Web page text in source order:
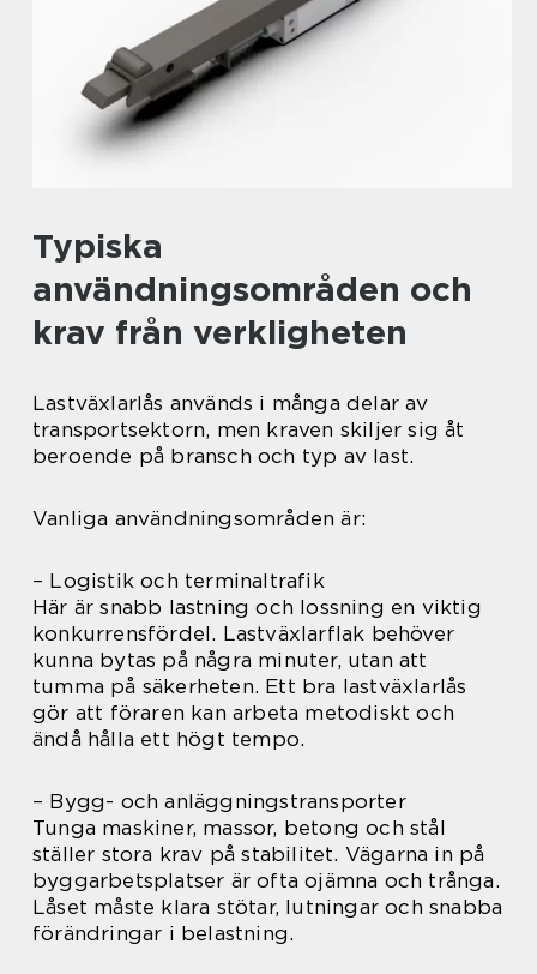
Typiska
användningsområden och
krav från verkligheten
Lastväxlarlås används i många delar av
transportsektorn, men kraven skiljer sig åt
beroende på bransch och typ av last.
Vanliga användningsområden är:
– Logistik och terminaltrafik
Här är snabb lastning och lossning en viktig
konkurrensfördel. Lastväxlarflak behöver
kunna bytas på några minuter, utan att
tumma på säkerheten. Ett bra lastväxlarlås
gör att föraren kan arbeta metodiskt och
ändå hålla ett högt tempo.
– Bygg- och anläggningstransporter
Tunga maskiner, massor, betong och stål
ställer stora krav på stabilitet. Vägarna in på
byggarbetsplatser är ofta ojämna och trånga.
Låset måste klara stötar, lutningar och snabba
förändringar i belastning.